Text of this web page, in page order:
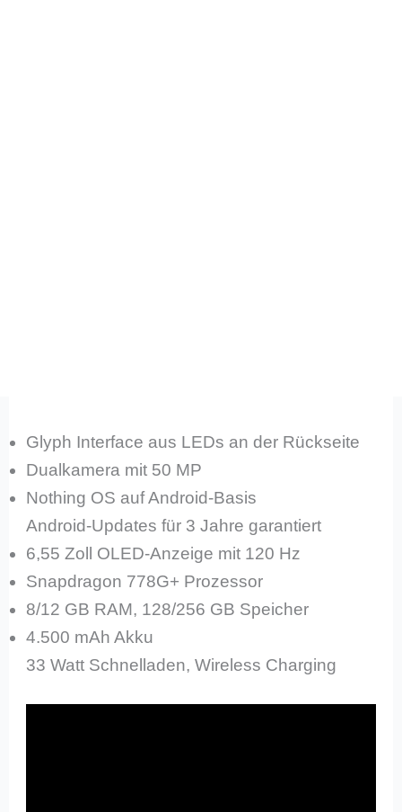
Glyph Interface aus LEDs an der Rückseite
Dualkamera mit 50 MP
Nothing OS auf Android-Basis
Android-Updates für 3 Jahre garantiert
6,55 Zoll OLED-Anzeige mit 120 Hz
Snapdragon 778G+ Prozessor
8/12 GB RAM, 128/256 GB Speicher
4.500 mAh Akku
33 Watt Schnelladen, Wireless Charging